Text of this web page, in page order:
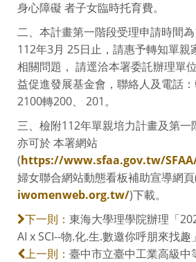
身心障礙 者子女臨時托育費。
二、本計畫第一階段受理申請時間
112年3月 25日止，請惠予轉知單親
相關問題， 請逕洽本署委託辦理單
益促進發展基金會，聯絡人及電話
2100轉200、 201。
三、檢附112年單親培力計畫及第一
亦可於 本署網站
(https://www.sfaa.gov.tw/
婦女聯合網站動態看板補助宣導網
iwomenweb.org.tw/)下載。
下一則： 東海大學理學院辦理「
AI x SCI--物.化.生.數邀你呼朋來找趣
上一則： 臺中市立臺中工業高級中